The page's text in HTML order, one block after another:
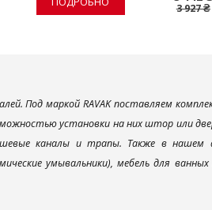
3 927 ₴
Под маркой RAVAK поставляем
установки на них штор или
каналы и трапы. Также в нашем
умывальники), мебель для